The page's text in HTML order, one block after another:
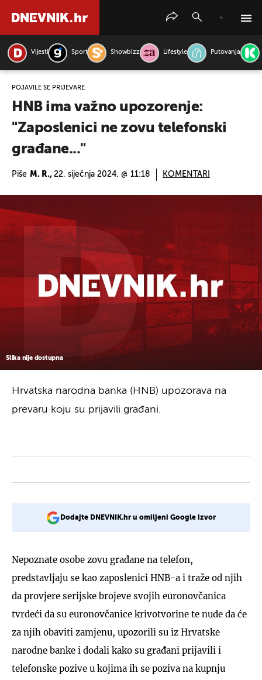
Vijesti Sport Showbizz Lifestyle Putovanja
POJAVILE SE PRIJEVARE
HNB ima važno upozorenje:
"Zaposlenici ne zovu telefonski
građane..."
Piše M. R., 22. siječnja 2024. @ 11:18 KOMENTARI
Slika nije dostupna
Hrvatska narodna banka (HNB) upozorava na
prevaru koju su prijavili građani.
Dodajte DNEVNIK.hr u omiljeni Google izvor
Nepoznate osobe zovu građane na telefon,
predstavljaju se kao zaposlenici HNB-a i traže od njih
da provjere serijske brojeve svojih euronovčanica
tvrdeći da su euronovčanice krivotvorine te nude da će
za njih obaviti zamjenu, upozorili su iz Hrvatske
narodne banke i dodali kako su građani prijavili i
telefonske pozive u kojima ih se poziva na kupnju
PRETRAŽITE VIJESTI